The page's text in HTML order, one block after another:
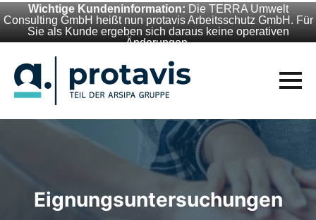
Wichtige Kundeninformation: Die TERRA Umwelt
Consulting GmbH heißt nun protavis Arbeitsschutz GmbH. Für
Sie als Kunde ergeben sich daraus keine operativen
Änderungen.
Eignungsuntersuchungen